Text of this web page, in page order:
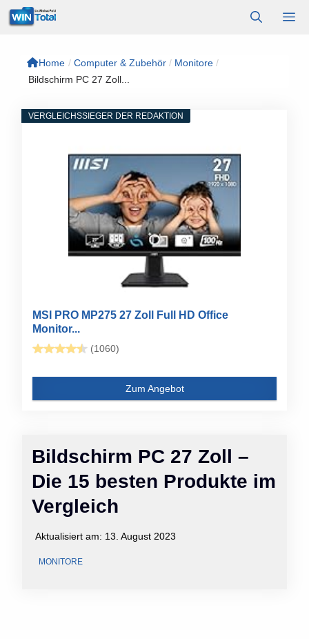
Zum
Inhalt
Home / Computer & Zubehör / Monitore /
Bildschirm PC 27 Zoll...
Bildschirm PC 27 Zoll –
Die 15 besten Produkte im
Vergleich
Aktualisiert am: 13. August 2023
MONITORE
VERGLEICHSSIEGER DER REDAKTION
MSI PRO MP275 27 Zoll Full HD Office
Monitor...
(1060)
Zum Angebot